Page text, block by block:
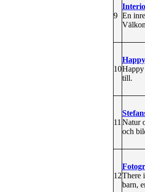
9 En
10Happy
till.
11 Natur
och
12There
barn,